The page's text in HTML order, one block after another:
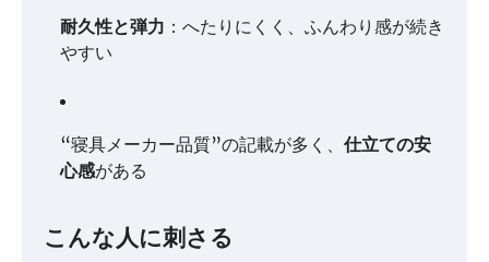
耐久性と弾力 ：へたりにくく、ふんわり感が続き
やすい
“寝具メーカー品質”の記載が多く、 仕立ての安
心感がある
こんな人に刺さる